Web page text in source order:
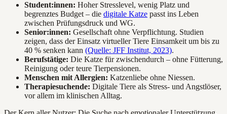
Student:innen: Hoher Stresslevel, wenig Platz und
begrenztes Budget – die digitale Katze passt ins Leben
zwischen Prüfungsdruck und WG.
Senior:innen: Gesellschaft ohne Verpflichtung. Studien
zeigen, dass der Einsatz virtueller Tiere Einsamkeit um bis zu
40 % senken kann (Quelle: JFF Institut, 2023).
Berufstätige: Die Katze für zwischendurch – ohne Fütterung,
Reinigung oder teure Tierpensionen.
Menschen mit Allergien: Katzenliebe ohne Niessen.
Therapiesuchende: Digitale Tiere als Stress- und Angstlöser,
vor allem im klinischen Alltag.